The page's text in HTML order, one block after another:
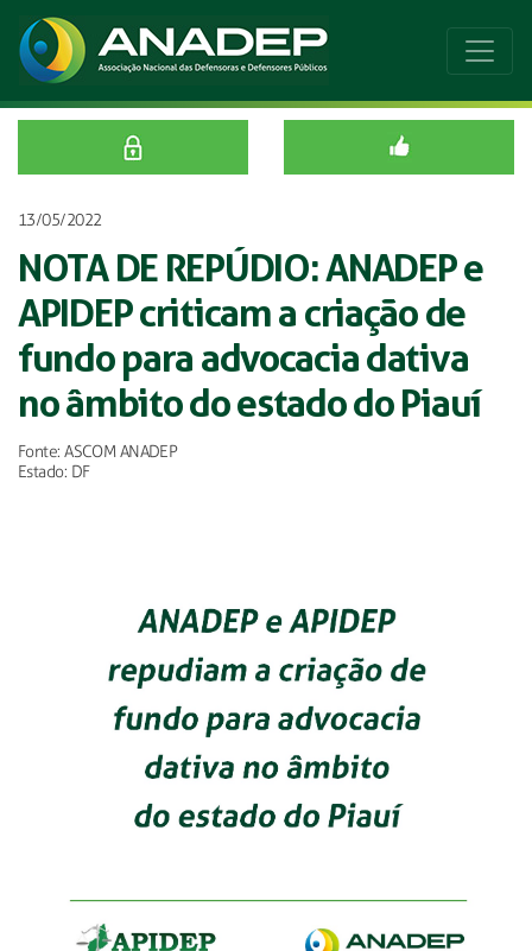
13/05/2022
NOTA DE REPÚDIO: ANADEP e
APIDEP criticam a criação de
fundo para advocacia dativa
no âmbito do estado do Piauí
Fonte: ASCOM ANADEP
Estado: DF